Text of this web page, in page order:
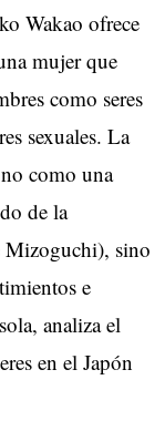
Wakao ofrece
mujer que
como seres
sexuales. La
como una
de la
Mizoguchi), sino
e
analiza el
en el Japón